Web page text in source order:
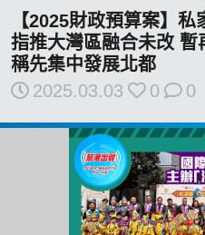
【2025財政預算案】
指推大灣區融合未改 暫
稱先集中發展北都
2025.03.03
0 0